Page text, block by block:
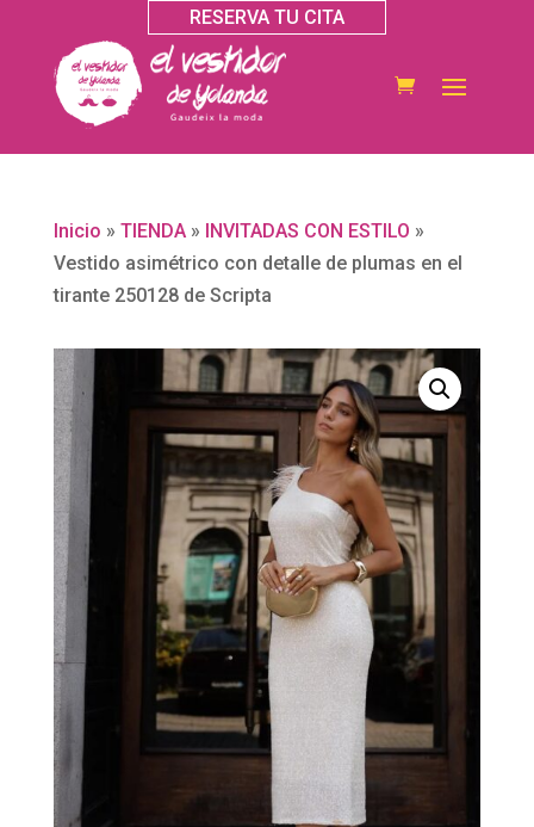
RESERVA TU CITA
Inicio » TIENDA» INVITADAS CON ESTILO »
Vestido asimétrico con detalle de plumas en el
tirante 250128 de Scripta